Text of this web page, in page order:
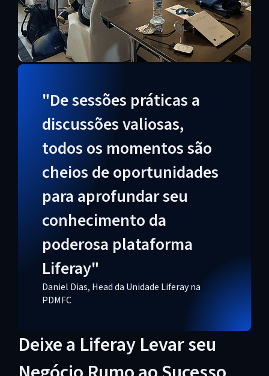
"De sessões práticas a
discussões valiosas,
todos os momentos são
cheios de oportunidades
para aprofundar seu
conhecimento da
poderosa plataforma
Liferay"
Daniel Dias, Head da Unidade Liferay na
PDMFC
Deixe a Liferay Levar seu